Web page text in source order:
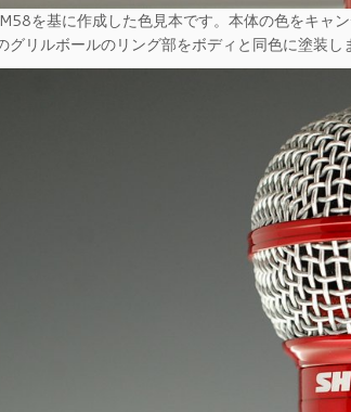
を基に作成した色見本です。本体の色をキャ
グリルボールのリング部をボディと同色に塗装し